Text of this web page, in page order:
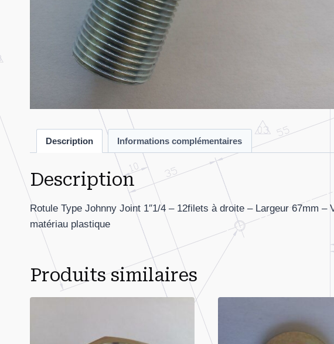
Description Informations complémentaires
Description
Rotule Type Johnny Joint 1″1/4 – 12filets à droite – Largeur 67mm
matériau plastique
Produits similaires